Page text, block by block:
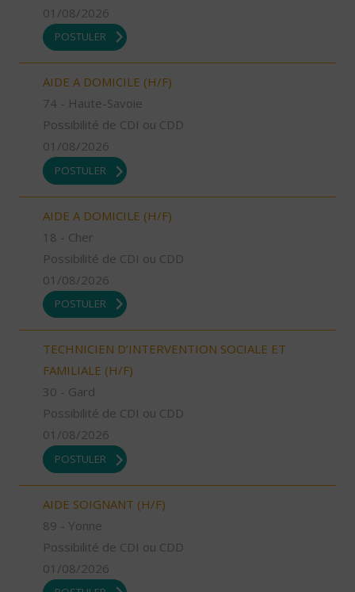
01/08/2026
POSTULER
AIDE A DOMICILE (H/F)
74 - Haute-Savoie
Possibilité de CDI ou CDD
01/08/2026
POSTULER
AIDE A DOMICILE (H/F)
18 - Cher
Possibilité de CDI ou CDD
01/08/2026
POSTULER
TECHNICIEN D’INTERVENTION SOCIALE ET
FAMILIALE (H/F)
30 - Gard
Possibilité de CDI ou CDD
01/08/2026
POSTULER
AIDE SOIGNANT (H/F)
89 - Yonne
Possibilité de CDI ou CDD
01/08/2026